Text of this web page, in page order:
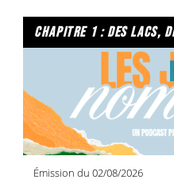
Émission du 02/08/2026